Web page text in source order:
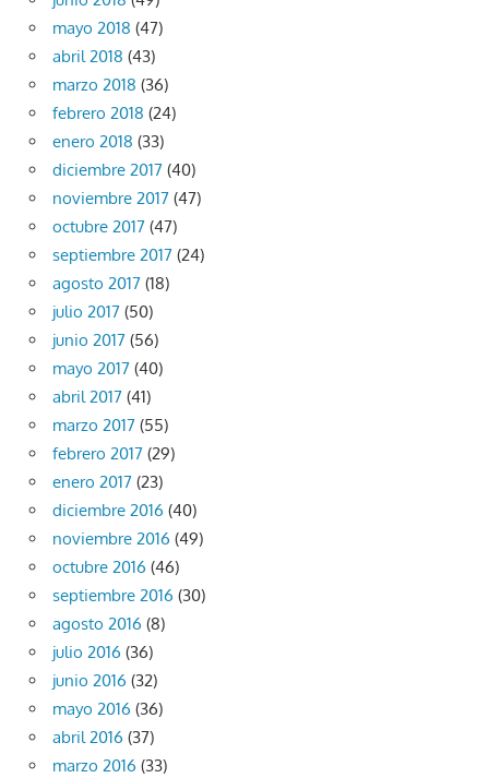
mayo 2018 (47)
abril 2018 (43)
marzo 2018 (36)
febrero 2018 (24)
enero 2018 (33)
diciembre 2017 (40)
noviembre 2017 (47)
octubre 2017 (47)
septiembre 2017 (24)
agosto 2017 (18)
julio 2017 (50)
junio 2017 (56)
mayo 2017 (40)
abril 2017 (41)
marzo 2017 (55)
febrero 2017 (29)
enero 2017 (23)
diciembre 2016 (40)
noviembre 2016 (49)
octubre 2016 (46)
septiembre 2016 (30)
agosto 2016 (8)
julio 2016 (36)
junio 2016 (32)
mayo 2016 (36)
abril 2016 (37)
marzo 2016 (33)